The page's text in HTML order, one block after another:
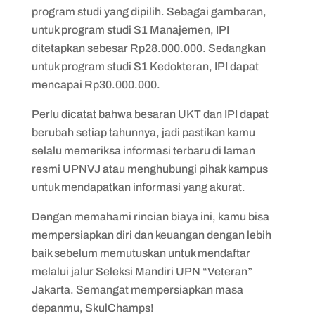
program studi yang dipilih. Sebagai gambaran,
untuk program studi S1 Manajemen, IPI
ditetapkan sebesar Rp28.000.000. Sedangkan
untuk program studi S1 Kedokteran, IPI dapat
mencapai Rp30.000.000.
Perlu dicatat bahwa besaran UKT dan IPI dapat
berubah setiap tahunnya, jadi pastikan kamu
selalu memeriksa informasi terbaru di laman
resmi UPNVJ atau menghubungi pihak kampus
untuk mendapatkan informasi yang akurat.
Dengan memahami rincian biaya ini, kamu bisa
mempersiapkan diri dan keuangan dengan lebih
baik sebelum memutuskan untuk mendaftar
melalui jalur Seleksi Mandiri UPN “Veteran”
Jakarta. Semangat mempersiapkan masa
depanmu, SkulChamps!